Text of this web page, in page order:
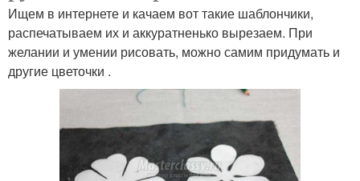
Ищем в интернете и качаем вот такие шаблончики,
распечатываем их и аккуратненько вырезаем. При
желании и умении рисовать, можно самим придумать и
другие цветочки .